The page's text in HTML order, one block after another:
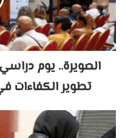
الصويرة.. يوم
تطوير الكفاءات